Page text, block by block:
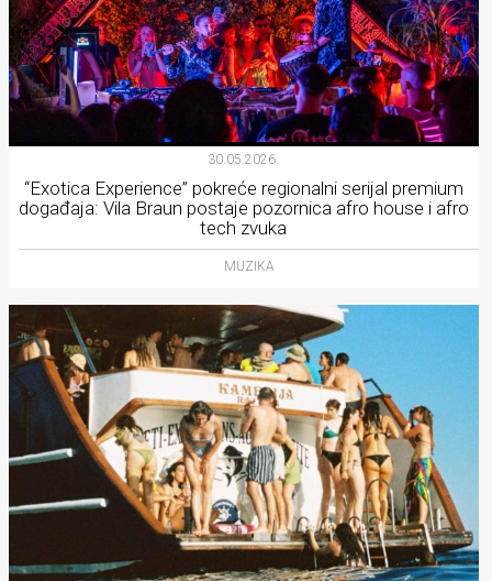
30.05.2026.
“Exotica Experience” pokreće regionalni serijal premium
događaja: Vila Braun postaje pozornica afro house i afro
tech zvuka
MUZIKA